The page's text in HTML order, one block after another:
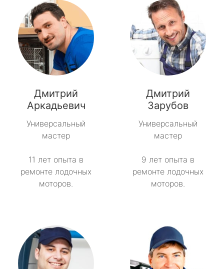
Дмитрий
Аркадьевич
Универсальный
мастер
11 лет опыта в
ремонте лодочных
моторов.
Дмитрий
Зарубов
Универсальный
мастер
9 лет опыта в
ремонте лодочных
моторов.